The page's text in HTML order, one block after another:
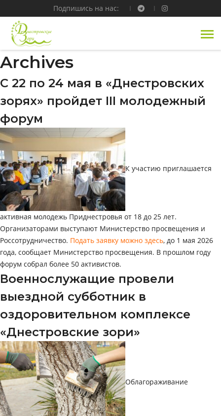
Подпишись на нас:
Archives
С 22 по 24 мая в «Днестровских
зорях» пройдет III молодежный
форум
К участию приглашается
активная молодежь Приднестровья от 18 до 25 лет.
Организаторами выступают Министерство просвещения и
Россотрудничество. Подать заявку можно здесь, до 1 мая 2026
года, сообщает Министерство просвещения. В прошлом году
форум собрал более 50 активистов.
Военнослужащие провели
выездной субботник в
оздоровительном комплексе
«Днестровские зори»
Облагораживание